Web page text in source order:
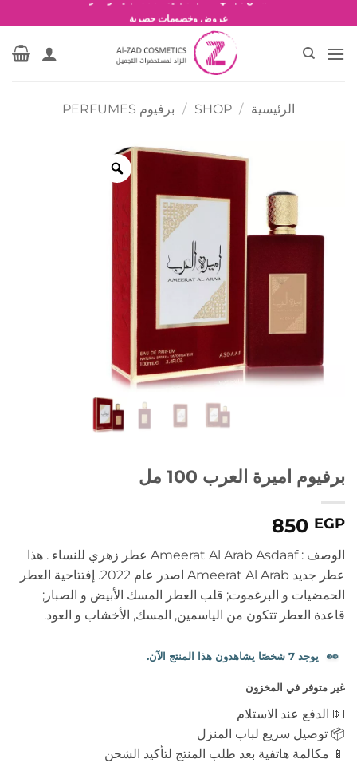
للمحتوى
شحن مجاني للطلبات بقيمة 1500 جنية أو أكثر
عروض وخصومات حصرية
الرئيسية /
SHOP
/ برفيوم PERFUMES
برفيوم اميرة العرب 100 مل
850 EGP
الوصف : Ameerat Al Arab Asdaaf عطر زهري للنساء . هذا
عطر جديد Ameerat Al Arab اصدر عام 2022. إفتتاحية العطر
الحمضيات و البرغموت; قلب العطر المسك الأبيض و الصبار;
قاعدة العطر تتكون من الياسمين, المسك, الأخشاب و العود.
👀 يوجد 7 شخصًا يشاهدون هذا المنتج الآن.
غير متوفر في المخزون
💵 الدفع عند الاستلام
📦 توصيل سريع لباب المنزل
📱 مكالمة هاتفية بعد طلب المنتج لتأكيد الشحن